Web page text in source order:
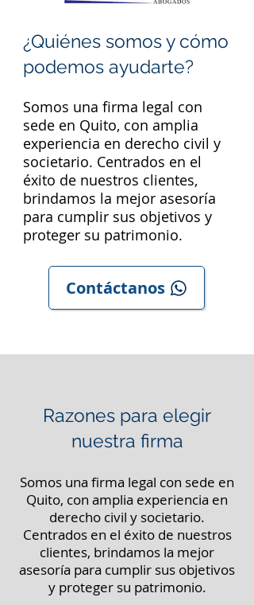
¿Quiénes somos y cómo
podemos ayudarte?
Somos una firma legal con
sede en Quito, con amplia
experiencia en derecho civil y
societario. Centrados en el
éxito de nuestros clientes,
brindamos la mejor asesoría
para cumplir sus objetivos y
proteger su patrimonio.
Contáctanos
Razones para elegir
nuestra firma
Somos una firma legal con sede en
Quito, con amplia experiencia en
derecho civil y societario.
Centrados en el éxito de nuestros
clientes, brindamos la mejor
asesoría para cumplir sus objetivos
y proteger su patrimonio.